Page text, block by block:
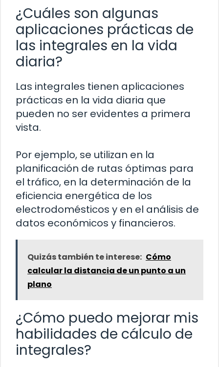
¿Cuáles son algunas
aplicaciones prácticas de
las integrales en la vida
diaria?
Las integrales tienen aplicaciones
prácticas en la vida diaria que
pueden no ser evidentes a primera
vista.
Por ejemplo, se utilizan en la
planificación de rutas óptimas para
el tráfico, en la determinación de la
eficiencia energética de los
electrodomésticos y en el análisis de
datos económicos y financieros.
Quizás también te interese: Cómo
calcular la distancia de un punto a un
plano
¿Cómo puedo mejorar mis
habilidades de cálculo de
integrales?